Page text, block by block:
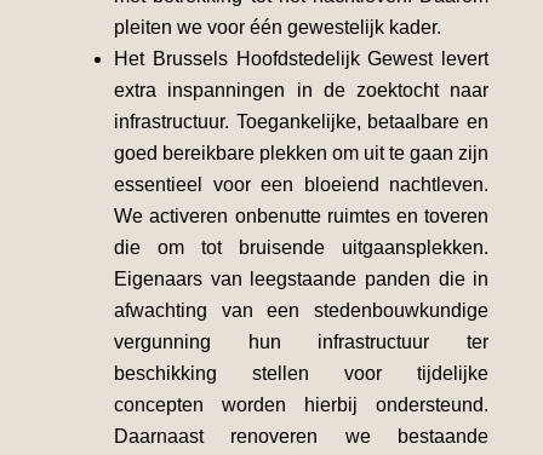
pleiten we voor één gewestelijk kader.
Het Brussels Hoofdstedelijk Gewest levert
extra inspanningen in de zoektocht naar
infrastructuur. Toegankelijke, betaalbare en
goed bereikbare plekken om uit te gaan zijn
essentieel voor een bloeiend nachtleven.
We activeren onbenutte ruimtes en toveren
die om tot bruisende uitgaansplekken.
Eigenaars van leegstaande panden die in
afwachting van een stedenbouwkundige
vergunning hun infrastructuur ter
beschikking stellen voor tijdelijke
concepten worden hierbij ondersteund.
Daarnaast renoveren we bestaande